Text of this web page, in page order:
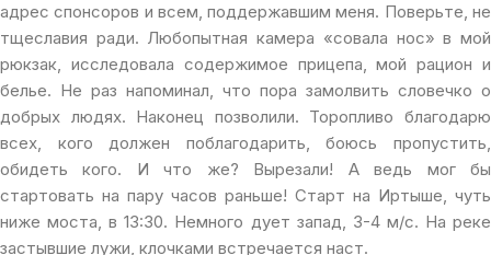
адрес спонсоров и всем, поддержавшим меня. Поверьте, не
тщеславия ради. Любопытная камера «совала нос» в мой
рюкзак, исследовала содержимое прицепа, мой рацион и
белье. Не раз напоминал, что пора замолвить словечко о
добрых людях. Наконец позволили. Торопливо благодарю
всех, кого должен поблагодарить, боюсь пропустить,
обидеть кого. И что же? Вырезали! А ведь мог бы
стартовать на пару часов раньше! Старт на Иртыше, чуть
ниже моста, в 13:30. Немного дует запад, 3-4 м/с. На реке
застывшие лужи, клочками встречается наст.